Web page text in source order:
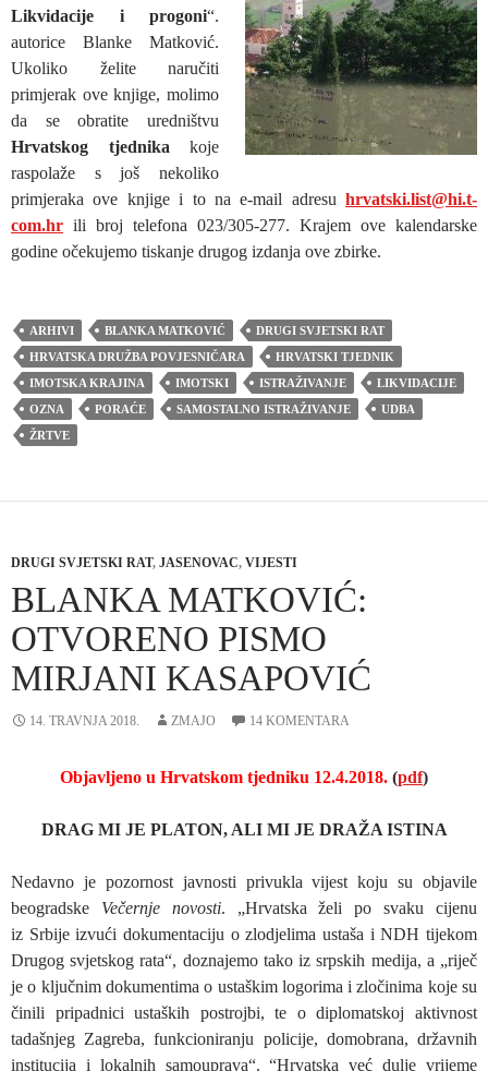
Likvidacije i progoni“.
autorice Blanke Matković.
Ukoliko želite naručiti
primjerak ove knjige, molimo
da se obratite uredništvu
Hrvatskog tjednika koje
raspolaže s još nekoliko
primjeraka ove knjige i to na e-mail adresu hrvatski.list@hi.t-
com.hr ili broj telefona 023/305-277. Krajem ove kalendarske
godine očekujemo tiskanje drugog izdanja ove zbirke.
ARHIVI BLANKA MATKOVIĆ
DRUGI SVJETSKI RAT
HRVATSKA DRUŽBA POVJESNIČARA
HRVATSKI TJEDNIK
IMOTSKA KRAJINA
IMOTSKI ISTRAŽIVANJE
LIKVIDACIJE
OZNA
PORAĆE SAMOSTALNO ISTRAŽIVANJE
UDBA
ŽRTVE
DRUGI SVJETSKI RAT, JASENOVAC, VIJESTI
BLANKA MATKOVIĆ:
OTVORENO PISMO
MIRJANI KASAPOVIĆ
14. TRAVNJA 2018. ZMAJO 14 KOMENTARA
Objavljeno u Hrvatskom tjedniku 12.4.2018. (pdf)
DRAG MI JE PLATON, ALI MI JE DRAŽA ISTINA
Nedavno je pozornost javnosti privukla vijest koju su objavile
beogradske Večernje novosti. „Hrvatska želi po svaku cijenu
iz Srbije izvući dokumentaciju o zlodjelima ustaša i NDH tijekom
Drugog svjetskog rata“, doznajemo tako iz srpskih medija, a „riječ
je o ključnim dokumentima o ustaškim logorima i zločinima koje su
činili pripadnici ustaških postrojbi, te o diplomatskoj aktivnost
tadašnjeg Zagreba, funkcioniranju policije, domobrana, državnih
institucija i lokalnih samouprava“. “Hrvatska već dulje vrijeme